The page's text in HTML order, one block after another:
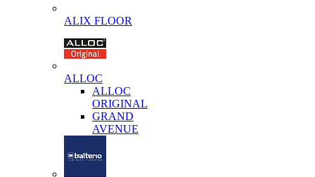
ALIX FLOOR
ALLOC
ALLOC
ORIGINAL
GRAND
AVENUE